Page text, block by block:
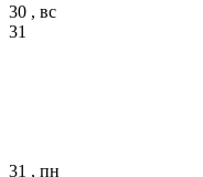
30 , вс
31
31 , пн